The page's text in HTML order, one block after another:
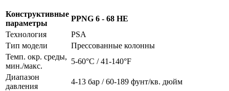
Конструктивные
параметры
PPNG 6 - 68 HE
Технология
PSA
Тип модели
Прессованные колонны
Темп. окр. среды,
мин./макс.
5-60°C / 41-140°F
Диапазон
давления
4-13 бар / 60-189 фунт/кв. дюйм